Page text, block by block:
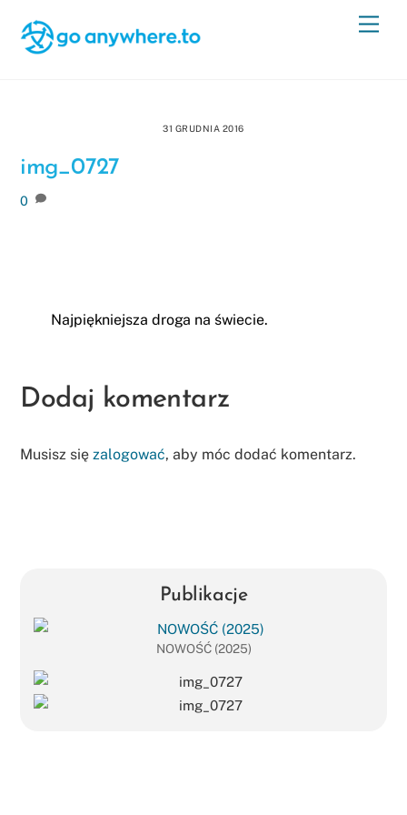
content
31 GRUDNIA 2016
img_0727
0
Najpiękniejsza droga na świecie.
Dodaj komentarz
Musisz sięzalogować, aby móc dodać komentarz.
Publikacje
NOWOŚĆ (2025)